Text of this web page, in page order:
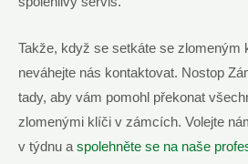
Takže, když⁤ se⁢ setkáte ⁢se zlomeným
neváhejte nás ​kontaktovat. Nostop
tady, ⁣aby vám pomohl⁣ překonat
zlomenými klíči v zámcích. Volejte
v týdnu a spolehněte se⁢ na naše